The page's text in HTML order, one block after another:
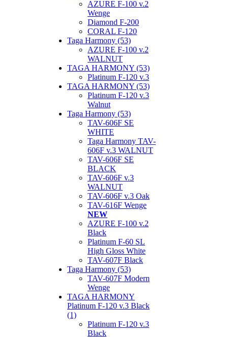
AZURE F-100 v.2
Wenge
Diamond F-200
CORAL F-120
Taga Harmony (53)
AZURE F-100 v.2
WALNUT
TAGA HARMONY (53)
Platinum F-120 v.3
TAGA HARMONY (53)
Platinum F-120 v.3
Walnut
Taga Harmony (53)
TAV-606F SE
WHITE
Taga Harmony TAV-
606F v.3 WALNUT
TAV-606F SE
BLACK
TAV-606F v.3
WALNUT
TAV-606F v.3 Oak
TAV-616F Wenge
NEW
AZURE F-100 v.2
Black
Platinum F-60 SL
High Gloss White
TAV-607F Black
Taga Harmony (53)
TAV-607F Modern
Wenge
TAGA HARMONY
Platinum F-120 v.3 Black
(1)
Platinum F-120 v.3
Black